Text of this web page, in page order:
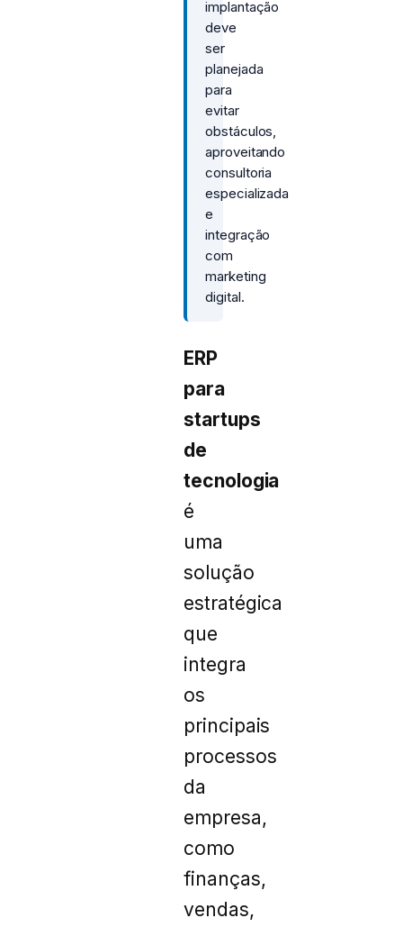
implantação
deve
ser
planejada
para
evitar
obstáculos,
aproveitando
consultoria
especializada
e
integração
com
marketing
digital.
ERP
para
startups
de
tecnologia
é
uma
solução
estratégica
que
integra
os
principais
processos
da
empresa,
como
finanças,
vendas,